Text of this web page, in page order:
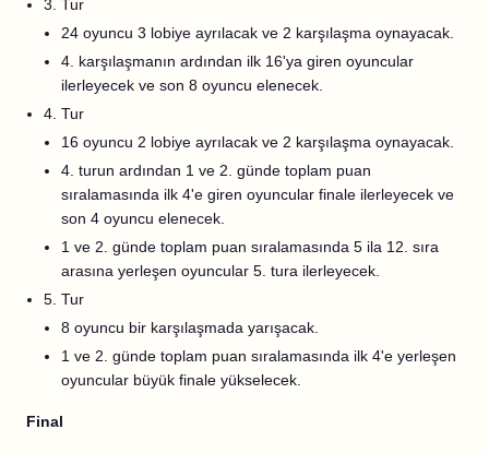
3. Tur
24 oyuncu 3 lobiye ayrılacak ve 2 karşılaşma oynayacak.
4. karşılaşmanın ardından ilk 16'ya giren oyuncular
ilerleyecek ve son 8 oyuncu elenecek.
4. Tur
16 oyuncu 2 lobiye ayrılacak ve 2 karşılaşma oynayacak.
4. turun ardından 1 ve 2. günde toplam puan
sıralamasında ilk 4'e giren oyuncular finale ilerleyecek ve
son 4 oyuncu elenecek.
1 ve 2. günde toplam puan sıralamasında 5 ila 12. sıra
arasına yerleşen oyuncular 5. tura ilerleyecek.
5. Tur
8 oyuncu bir karşılaşmada yarışacak.
1 ve 2. günde toplam puan sıralamasında ilk 4'e yerleşen
oyuncular büyük finale yükselecek.
Final